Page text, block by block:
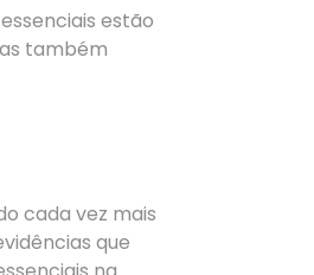
estão
também
cada vez mais
que